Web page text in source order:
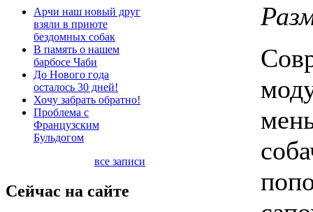
Арчи наш новый друг
взяли в приюте
бездомных собак
В память о нашем
барбосе Чаби
До Нового года
осталось 30 дней!
Хочу забрать обратно!
Проблема с
Французским
Бульдогом
все записи
Сейчас на сайте